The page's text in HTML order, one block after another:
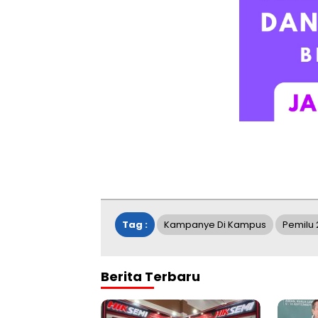
Tag : Kampanye Di Kampus Pemilu
Berita Terbaru